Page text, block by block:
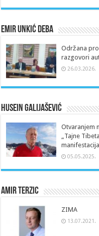
Emir Unkić Deba
Održana
razgovori
26.03.2026.
Husein Galijašević
Otvaranjem
„Tajne
05.05.2025.
Amir Terzic
ZIMA
13.07.2021.